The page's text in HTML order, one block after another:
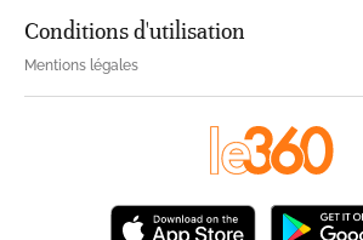
Conditions d'utilisation
Mentions légales